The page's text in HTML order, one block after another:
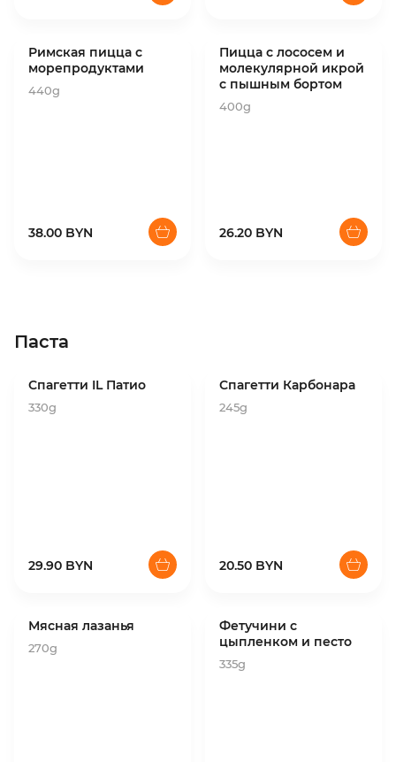
Римская пицца с
морепродуктами
440g
38.00 BYN
Пицца с лососем и
молекулярной икрой
с пышным бортом
400g
26.20 BYN
Паста
Спагетти IL Патио
330g
29.90 BYN
Спагетти Карбонара
245g
20.50 BYN
Мясная лазанья
270g
Фетучини с
цыпленком и песто
335g